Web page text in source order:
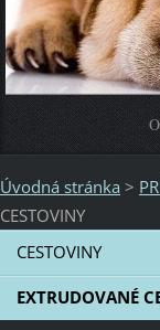
Úvodná stránka >
CESTOVINY
CESTOVINY
EXTRUDOVANÉ